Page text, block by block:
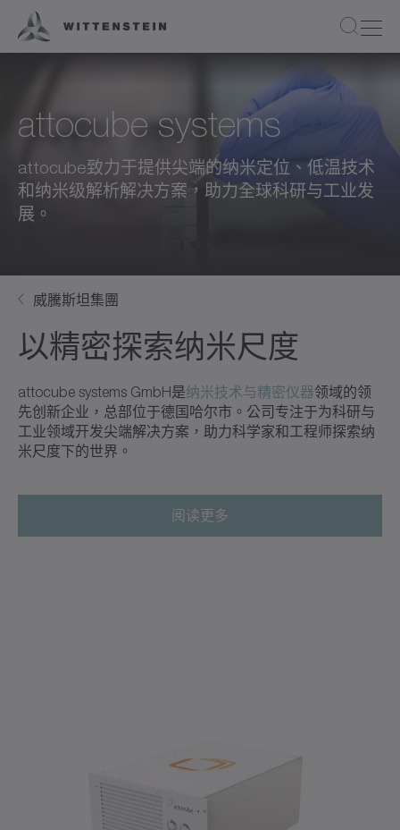
attocube systems
attocube致力于提供尖端的纳米定位、低温技术
和纳米级解析解决方案，助力全球科研与工业发
展。
威騰斯坦集團
以精密探索纳米尺度
attocube systems GmbH是纳米技术与精密仪器领域的领
先创新企业，总部位于德国哈尔市。公司专注于为科研与
工业领域开发尖端解决方案，助力科学家和工程师探索纳
米尺度下的世界。
阅读更多